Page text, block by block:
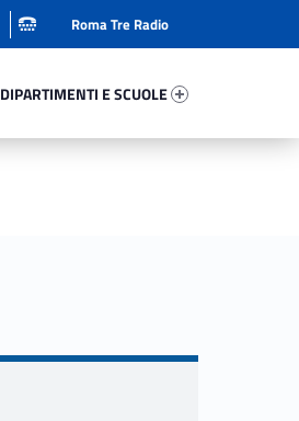
DIPARTIMENTI E SCUOLE
Roma Tre Radio